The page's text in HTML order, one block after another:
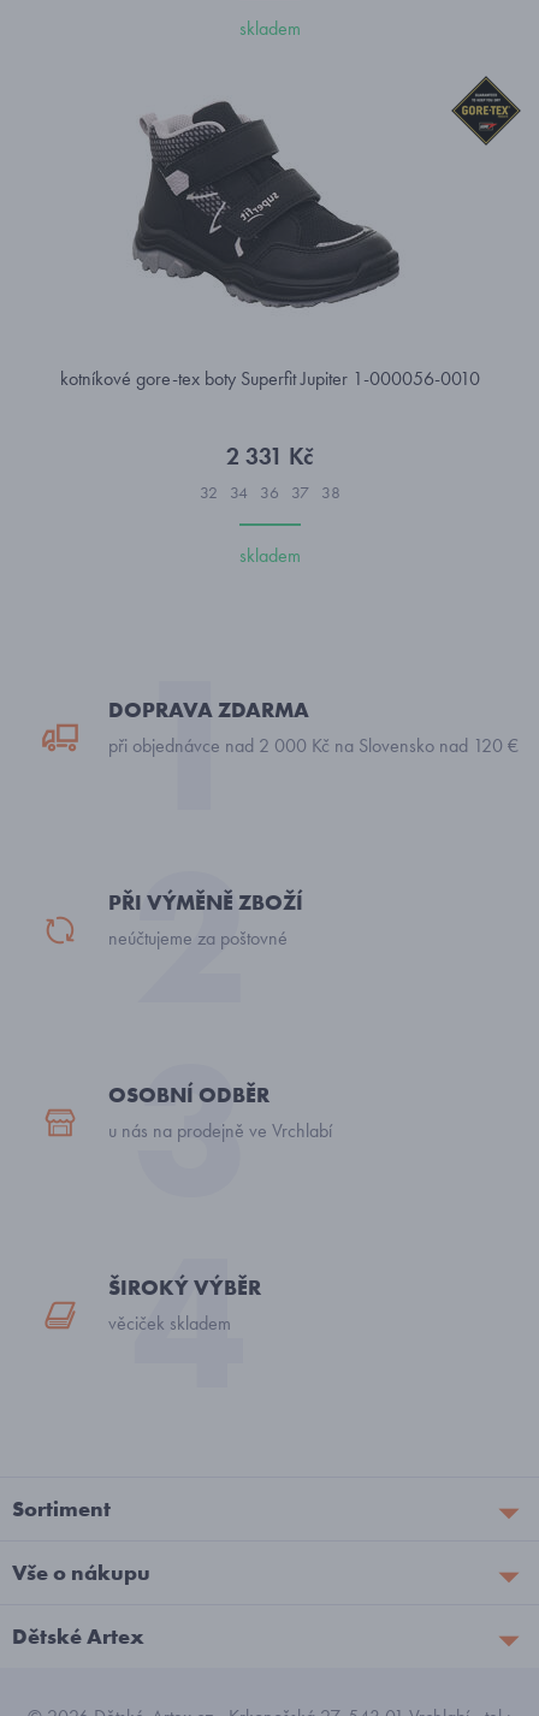
skladem
kotníkové gore-tex boty Superfit Jupiter 1-000056-0010
2 331 Kč
32 34 36 37 38
skladem
DOPRAVA ZDARMA
při objednávce nad 2 000 Kč na Slovensko nad 120 €
PŘI VÝMĚNĚ ZBOŽÍ
neúčtujeme za poštovné
OSOBNÍ ODBĚR
u nás na prodejně ve Vrchlabí
ŠIROKÝ VÝBĚR
věciček skladem
Sortiment
Vše o nákupu
Dětské Artex